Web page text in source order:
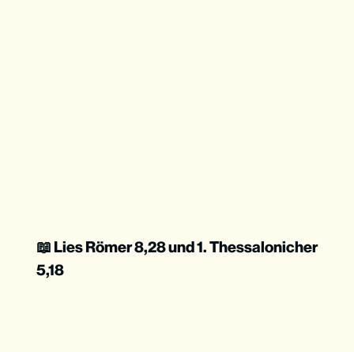
📖 Lies Römer 8,28 und 1. Thessalonicher
5,18